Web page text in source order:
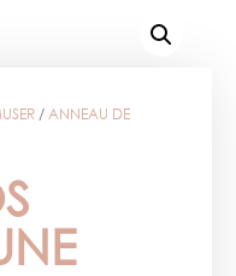
/ANNEAU DE